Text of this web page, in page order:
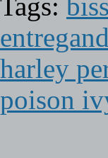
Tags:
harley
poison